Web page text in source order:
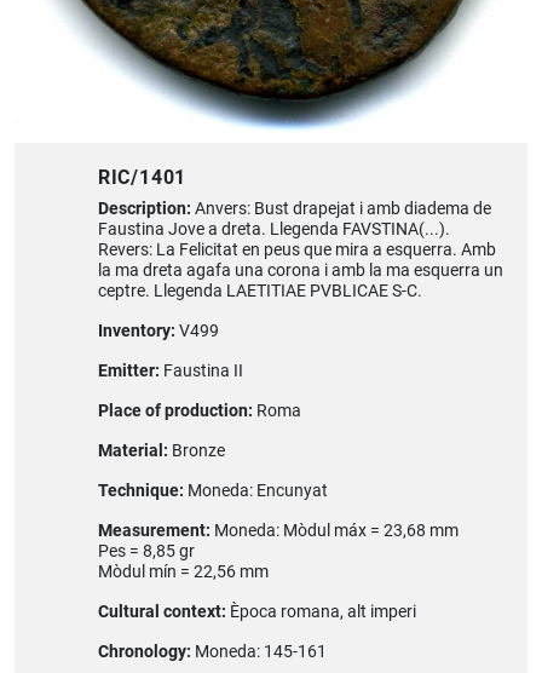
RIC/1401
Description: Anvers: Bust drapejat i amb diadema de
Faustina Jove a dreta. Llegenda FAVSTINA(...).
Revers: La Felicitat en peus que mira a esquerra. Amb
la ma dreta agafa una corona i amb la ma esquerra un
ceptre. Llegenda LAETITIAE PVBLICAE S-C.
Inventory: V499
Emitter: Faustina II
Place of production: Roma
Material: Bronze
Technique: Moneda: Encunyat
Measurement: Moneda: Mòdul máx = 23,68 mm
Pes = 8,85 gr
Mòdul mín = 22,56 mm
Cultural context: Època romana, alt imperi
Chronology: Moneda: 145-161